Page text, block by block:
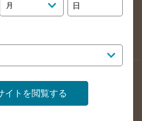
検索
熊本県のバー検索
載店舗様ログイン
月 日
イトを閲覧する